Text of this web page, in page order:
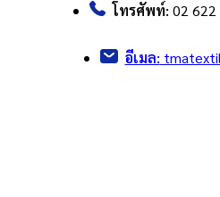
โทรศัพท์: 02 622
อีเมล: